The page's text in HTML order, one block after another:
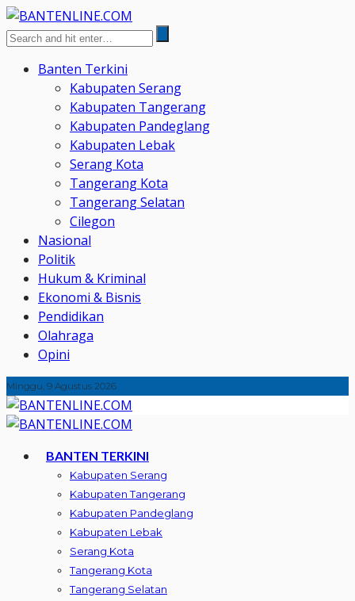
Banten Terkini
Kabupaten Serang
Kabupaten Tangerang
Kabupaten Pandeglang
Kabupaten Lebak
Serang Kota
Tangerang Kota
Tangerang Selatan
Cilegon
Nasional
Politik
Hukum & Kriminal
Ekonomi & Bisnis
Pendidikan
Olahraga
Opini
Minggu, 9 Agustus 2026
BANTEN TERKINI
Kabupaten Serang
Kabupaten Tangerang
Kabupaten Pandeglang
Kabupaten Lebak
Serang Kota
Tangerang Kota
Tangerang Selatan